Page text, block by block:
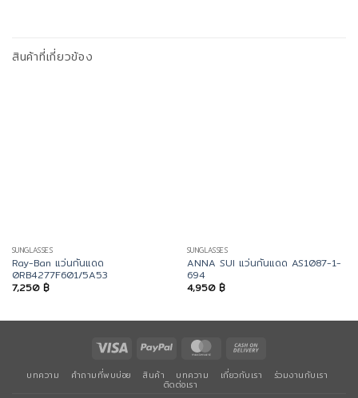
สินค้าที่เกี่ยวข้อง
SUNGLASSES
Ray-Ban แว่นกันแดด
0RB4277F601/5A53
7,250 ฿
SUNGLASSES
ANNA SUI แว่นกันแดด AS1087-1-
694
4,950 ฿
Visa PayPal MasterCard
Delivery
บทความ คำถามที่พบบ่อย สินค้า บทความ เกี่ยวกับเรา ร่วมงานกับเรา
ติดต่อเรา